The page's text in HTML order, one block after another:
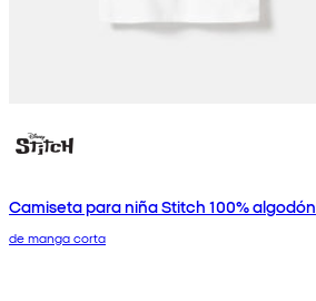
Camiseta para niña Stitch 100% algodón
de manga corta